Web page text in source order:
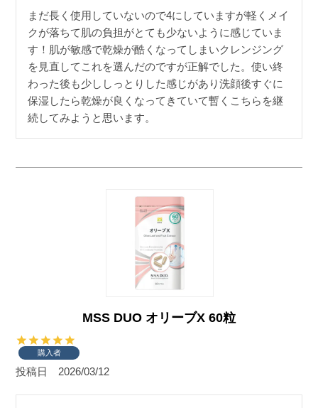
まだ長く使用していないので4にしていますが軽くメイ
クが落ちて肌の負担がとても少ないように感じていま
す！肌が敏感で乾燥が酷くなってしまいクレンジング
を見直してこれを選んだのですが正解でした。使い終
わった後も少ししっとりした感じがあり洗顔後すぐに
保湿したら乾燥が良くなってきていて暫くこちらを継
続してみようと思います。
MSS DUO オリーブX 60粒
購入者
投稿日 2026/03/12